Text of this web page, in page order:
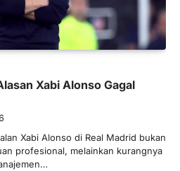
Xabi Alonso Gagal
Xabi Alonso di Real Madrid bukan
profesional, melainkan kurangnya